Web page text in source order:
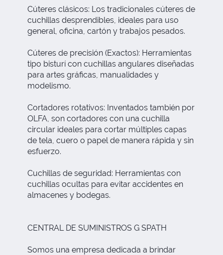
Cúteres clásicos: Los tradicionales cúteres de
cuchillas desprendibles, ideales para uso
general, oficina, cartón y trabajos pesados.
Cúteres de precisión (Exactos): Herramientas
tipo bisturí con cuchillas angulares diseñadas
para artes gráficas, manualidades y
modelismo.
Cortadores rotativos: Inventados también por
OLFA, son cortadores con una cuchilla
circular ideales para cortar múltiples capas
de tela, cuero o papel de manera rápida y sin
esfuerzo.
Cuchillas de seguridad: Herramientas con
cuchillas ocultas para evitar accidentes en
almacenes y bodegas.
CENTRAL DE SUMINISTROS G SPATH
Somos una empresa dedicada a brindar